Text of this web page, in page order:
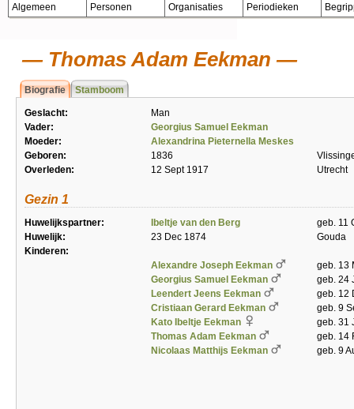
Algemeen Personen Organisaties Periodieken
Thomas Adam Eekman
Biografie Stamboom
Geslacht:
Man
Vader:
Georgius Samuel Eekman
Moeder:
Alexandrina Pieternella Meskes
Geboren:
1836
Overleden:
12 Sept 1917 Utrecht
Gezin 1
Huwelijkspartner: Ibeltje van den Berg
geb. 11
Huwelijk:
23 Dec 1874
Gouda
Kinderen:
Alexandre Joseph Eekman
geb. 13
Georgius Samuel Eekman
geb. 24
Leendert Jeens Eekman
geb. 12
Cristiaan Gerard Eekman
geb. 9
Kato Ibeltje Eekman
geb. 31
Thomas Adam Eekman
geb. 14
Nicolaas Matthijs Eekman
geb. 9